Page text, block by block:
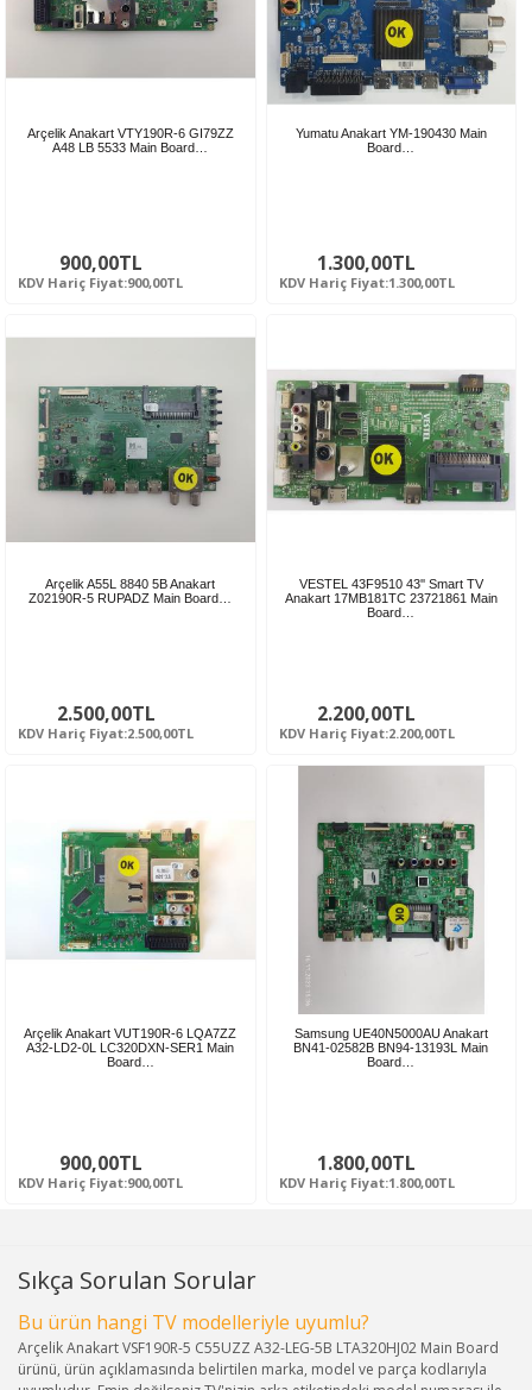
Arçelik Anakart VTY190R-6 GI79ZZ
A48 LB 5533 Main Board…
900,00TL
KDV Hariç Fiyat:900,00TL
Yumatu Anakart YM-190430 Main
Board…
1.300,00TL
KDV Hariç Fiyat:1.300,00TL
Arçelik A55L 8840 5B Anakart
Z02190R-5 RUPADZ Main Board…
2.500,00TL
KDV Hariç Fiyat:2.500,00TL
VESTEL 43F9510 43'' Smart TV
Anakart 17MB181TC 23721861 Main
Board…
2.200,00TL
KDV Hariç Fiyat:2.200,00TL
Arçelik Anakart VUT190R-6 LQA7ZZ
A32-LD2-0L LC320DXN-SER1 Main
Board…
900,00TL
KDV Hariç Fiyat:900,00TL
Samsung UE40N5000AU Anakart
BN41-02582B BN94-13193L Main
Board…
1.800,00TL
KDV Hariç Fiyat:1.800,00TL
Sıkça Sorulan Sorular
Bu ürün hangi TV modelleriyle uyumlu?
Arçelik Anakart VSF190R-5 C55UZZ A32-LEG-5B LTA320HJ02 Main Board
ürünü, ürün açıklamasında belirtilen marka, model ve parça kodlarıyla